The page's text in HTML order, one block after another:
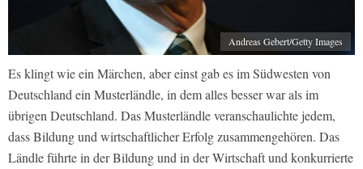
Andreas Gebert/Getty Images
Es klingt wie ein Märchen, aber einst gab es im Südwesten von
Deutschland ein Musterländle, in dem alles besser war als im
übrigen Deutschland. Das Musterländle veranschaulichte jedem,
dass Bildung und wirtschaftlicher Erfolg zusammengehören. Das
Ländle führte in der Bildung und in der Wirtschaft und konkurrierte